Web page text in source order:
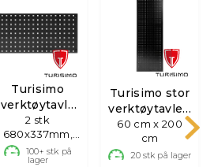
Turisimo
verktøytavle
Sort
2 stk
680x337mm,
Opphengsplate
100+ stk på
lager
Turisimo stor
verktøytavle -
sort
60 cm x 200
cm
20stk på lager